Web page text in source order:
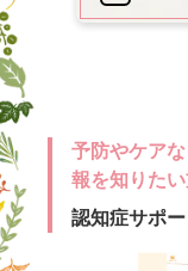
予防やケア
報を知りた
認知症サポ